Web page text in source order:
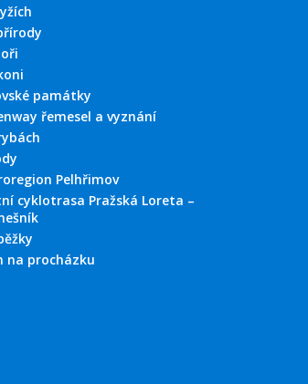
památky
řemesel a vyznání
Pelhřimov
cyklotrasa Pražská Loreta –
na procházku